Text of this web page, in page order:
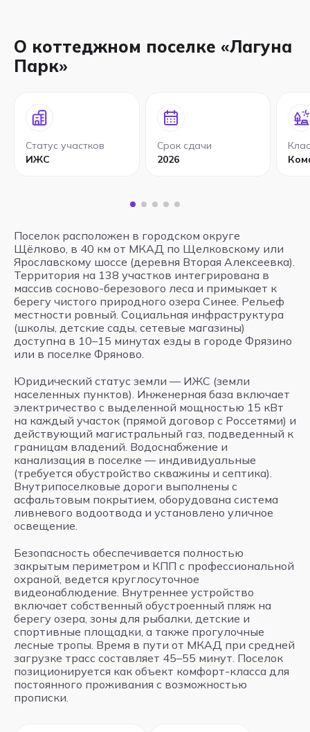
О коттеджном поселке «Лагуна
Парк»
Статус участков
ИЖС
Срок сдачи
2026
Поселок расположен в городском округе
Щёлково, в 40 км от МКАД по Щелковскому или
Ярославскому шоссе (деревня Вторая Алексеевка).
Территория на 138 участков интегрирована в
массив сосново-березового леса и примыкает к
берегу чистого природного озера Синее. Рельеф
местности ровный. Социальная инфраструктура
(школы, детские сады, сетевые магазины)
доступна в 10–15 минутах езды в городе Фрязино
или в поселке Фряново.
Юридический статус земли — ИЖС (земли
населенных пунктов). Инженерная база включает
электричество с выделенной мощностью 15 кВт
на каждый участок (прямой договор с Россетями) и
действующий магистральный газ, подведенный к
границам владений. Водоснабжение и
канализация в поселке — индивидуальные
(требуется обустройство скважины и септика).
Внутрипоселковые дороги выполнены с
асфальтовым покрытием, оборудована система
ливневого водоотвода и установлено уличное
освещение.
Безопасность обеспечивается полностью
закрытым периметром и КПП с профессиональной
охраной, ведется круглосуточное
видеонаблюдение. Внутреннее устройство
включает собственный обустроенный пляж на
берегу озера, зоны для рыбалки, детские и
спортивные площадки, а также прогулочные
лесные тропы. Время в пути от МКАД при средней
загрузке трасс составляет 45–55 минут. Поселок
позиционируется как объект комфорт-класса для
постоянного проживания с возможностью
прописки.